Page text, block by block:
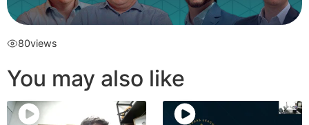
80views
You may also like